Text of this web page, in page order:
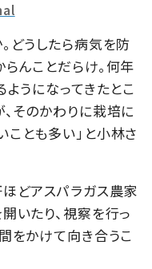
どうしたら病気を防
んことだらけ。何年
ようになってきたとこ
そのかわりに栽培に
とも多い」と小林さ
どアスパラガス農家
いたり、視察を行っ
をかけて向き合うこ